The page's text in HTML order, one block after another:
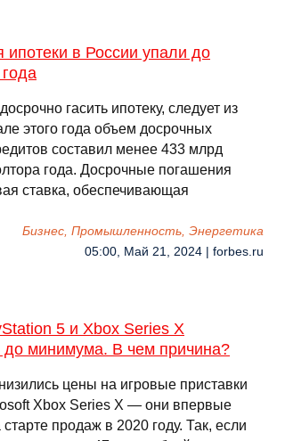
в России упали до
гасить ипотеку, следует из
этого года объем досрочных
составил менее 433 млрд
года. Досрочные погашения
ставка, обеспечивающая
Бизнес, Промышленность, Энергетика
05:00, Май 21, 2024 | forbes.ru
5 и Xbox Series X
минимума. В чем причина?
цены на игровые приставки
Xbox Series X — они впервые
продаж в 2020 году. Так, если